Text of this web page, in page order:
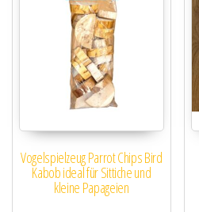
Vogelspielzeug Parrot Chips Bird
Kabob ideal für Sittiche und
kleine Papageien